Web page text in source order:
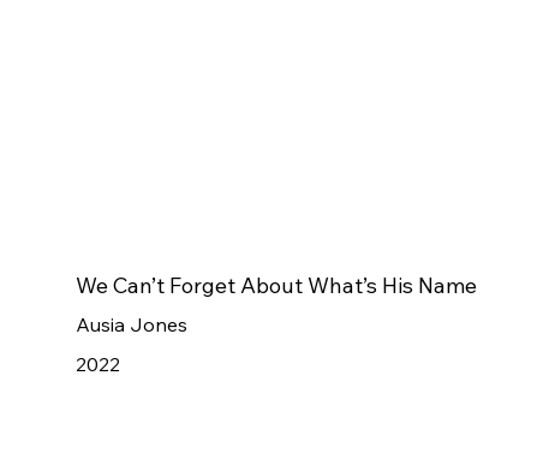
We Can’t Forget About What’s His Name
Ausia Jones
2022